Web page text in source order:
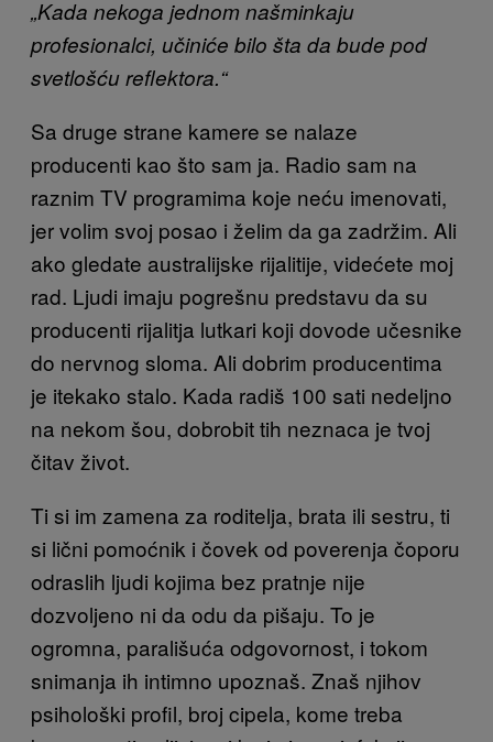
„Kada nekoga jednom našminkaju
profesionalci, učiniće bilo šta da bude pod
svetlošću reflektora.“
Sa druge strane kamere se nalaze
producenti kao što sam ja. Radio sam na
raznim TV programima koje neću imenovati,
jer volim svoj posao i želim da ga zadržim. Ali
ako gledate australijske rijalitije, videćete moj
rad. Ljudi imaju pogrešnu predstavu da su
producenti rijalitja lutkari koji dovode učesnike
do nervnog sloma. Ali dobrim producentima
je itekako stalo. Kada radiš 100 sati nedeljno
na nekom šou, dobrobit tih neznaca je tvoj
čitav život.
Ti si im zamena za roditelja, brata ili sestru, ti
si lični pomoćnik i čovek od poverenja čoporu
odraslih ljudi kojima bez pratnje nije
dozvoljeno ni da odu da pišaju. To je
ogromna, parališuća odgovornost, i tokom
snimanja ih intimno upoznaš. Znaš njihov
psihološki profil, broj cipela, kome treba